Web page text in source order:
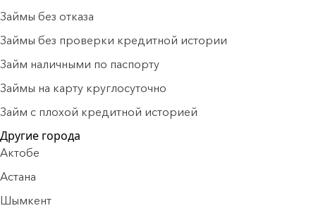
Займы без отказа
Займы без проверки кредитной истории
Займ наличными по паспорту
Займы на карту круглосуточно
Займ с плохой кредитной историей
Другие города
Актобе
Астана
Шымкент